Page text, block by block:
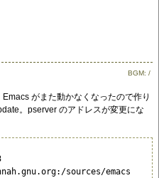
BGM: /
がまた動かなくなったので作り
。pserver のアドレスが変更にな
sources/emacs